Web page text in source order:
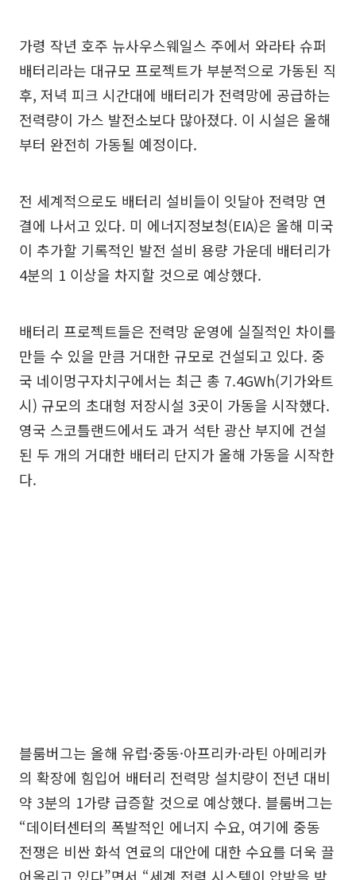
가령 작년 호주 뉴사우스웨일스 주에서 와라타 슈퍼
배터리라는 대규모 프로젝트가 부분적으로 가동된 직
후, 저녁 피크 시간대에 배터리가 전력망에 공급하는
전력량이 가스 발전소보다 많아졌다. 이 시설은 올해
부터 완전히 가동될 예정이다.
전 세계적으로도 배터리 설비들이 잇달아 전력망 연
결에 나서고 있다. 미 에너지정보청(EIA)은 올해 미국
이 추가할 기록적인 발전 설비 용량 가운데 배터리가
4분의 1 이상을 차지할 것으로 예상했다.
배터리 프로젝트들은 전력망 운영에 실질적인 차이를
만들 수 있을 만큼 거대한 규모로 건설되고 있다. 중
국 네이멍구자치구에서는 최근 총 7.4GWh(기가와트
시) 규모의 초대형 저장시설 3곳이 가동을 시작했다.
영국 스코틀랜드에서도 과거 석탄 광산 부지에 건설
된 두 개의 거대한 배터리 단지가 올해 가동을 시작한
다.
블룸버그는 올해 유럽·중동·아프리카·라틴 아메리카
의 확장에 힘입어 배터리 전력망 설치량이 전년 대비
약 3분의 1가량 급증할 것으로 예상했다. 블룸버그는
“데이터센터의 폭발적인 에너지 수요, 여기에 중동
전쟁은 비싼 화석 연료의 대안에 대한 수요를 더욱 끌